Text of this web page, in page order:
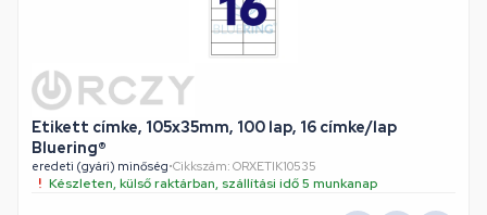
Etikett címke, 105x35mm, 100 lap, 16 címke/lap
Bluering®
eredeti (gyári) minőség•Cikkszám: ORXETIK10535
Készleten, külső raktárban, szállítási idő 5 munkanap